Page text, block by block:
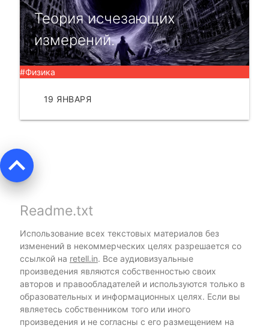
Теория исчезающих
измерений.
#Физика
19 ЯНВАРЯ
keyboard_arrow_up
Readme.txt
Использование всех текстовых материалов без
изменений в некоммерческих целях разрешается со
ссылкой на retell.in. Все аудиовизуальные
произведения являются собственностью своих
авторов и правообладателей и используются только в
образовательных и информационных целях. Если вы
являетесь собственником того или иного
произведения и не согласны с его размещением на